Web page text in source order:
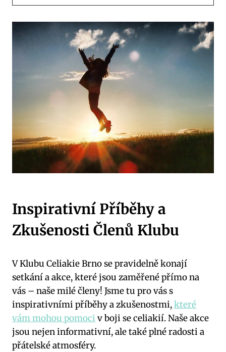
Inspirativní Příběhy a
Zkušenosti Členů Klubu
V Klubu Celiakie Brno se pravidelně konají
setkání a akce, které jsou zaměřené přímo na
vás – naše milé členy! Jsme tu pro vás s
inspirativními příběhy a zkušenostmi,které
vám mohou pomoci v boji se celiakií. Naše akce
jsou nejen informativní, ale také plné radosti a
přátelské atmosféry.